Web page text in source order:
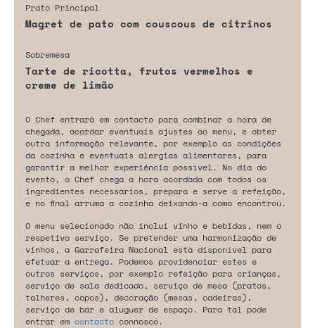
Prato Principal
Magret de pato com couscous de citrinos
Sobremesa
Tarte de ricotta, frutos vermelhos e
creme de limão
O Chef entrará em contacto para combinar a hora de
chegada, acordar eventuais ajustes ao menu, e obter
outra informação relevante, por exemplo as condições
da cozinha e eventuais alergias alimentares, para
garantir a melhor experiência possível. No dia do
evento, o Chef chega à hora acordada com todos os
ingredientes necessários, prepara e serve a refeição,
e no final arruma a cozinha deixando-a como encontrou.
O menu selecionado não inclui vinho e bebidas, nem o
respetivo serviço. Se pretender uma harmonização de
vinhos, a Garrafeira Nacional está disponível para
efetuar a entrega. Podemos providenciar estes e
outros serviços, por exemplo refeição para crianças,
serviço de sala dedicado, serviço de mesa (pratos,
talheres, copos), decoração (mesas, cadeiras),
serviço de bar e aluguer de espaço. Para tal pode
entrar em contacto connosco.